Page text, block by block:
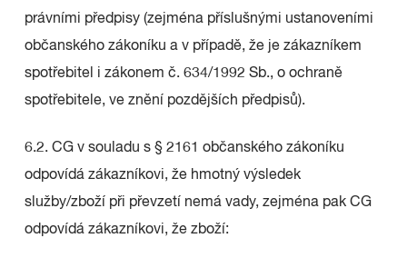
právními předpisy (zejména příslušnými ustanoveními
občanského zákoníku a v případě, že je zákazníkem
spotřebitel i zákonem č. 634/1992 Sb., o ochraně
spotřebitele, ve znění pozdějších předpisů).
6.2. CG v souladu s § 2161 občanského zákoníku
odpovídá zákazníkovi, že hmotný výsledek
služby/zboží při převzetí nemá vady, zejména pak CG
odpovídá zákazníkovi, že zboží: